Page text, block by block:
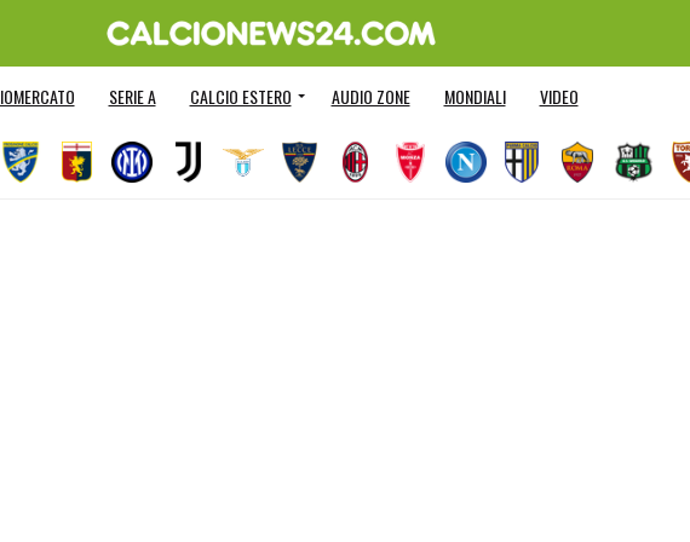
SERIE A CALCIO ESTERO AUDIO ZONE MONDIALI VIDEO